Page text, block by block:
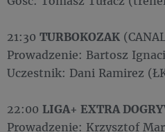
21:30 TURBOKOZAK
Prowadzenie: Bartosz
Uczestnik: Dani Ramirez
22:00 LIGA+ EXTRA
Prowadzenie: Krzysztof